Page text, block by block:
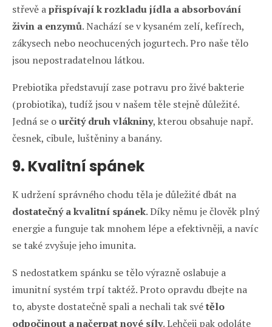
střevě apřispívají k rozkladu jídla a absorbování
živin a enzymů. Nachází se v kysaném zelí, kefírech,
zákysech nebo neochucených jogurtech. Pro naše tělo
jsou nepostradatelnou látkou.
Prebiotika představují zase potravu pro živé bakterie
(probiotika), tudíž jsou v našem těle stejně důležité.
Jedná se ourčitý druh vlákniny, kterou obsahuje např.
česnek, cibule, luštěniny a banány.
9. Kvalitní spánek
K udržení správného chodu těla je důležité dbát na
dostatečný a kvalitní spánek. Díky němu je člověk plný
energie a funguje tak mnohem lépe a efektivněji, a navíc
se také zvyšuje jeho imunita.
S nedostatkem spánku se tělo výrazně oslabuje a
imunitní systém trpí taktéž. Proto opravdu dbejte na
to, abyste dostatečně spali a nechali tak svétělo
odpočinout a načerpat nové síly. Lehčeji pak odoláte